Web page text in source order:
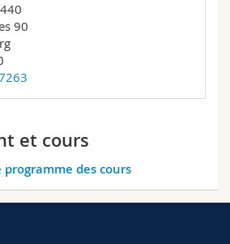
et de la formation
90
et cours
des cours